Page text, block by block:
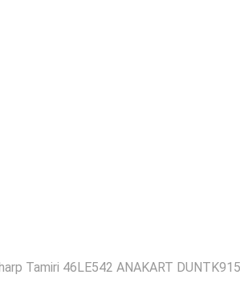
Tamiri 46LE542 ANAKART